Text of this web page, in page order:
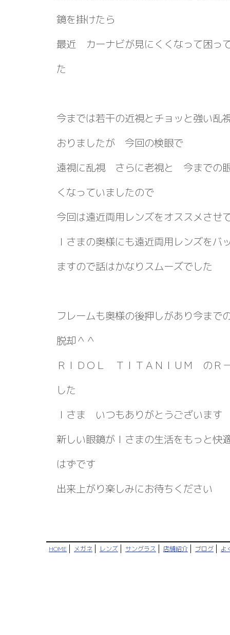
鏡を掛けたら
最近 カーナビが見にくくなって困っ
た
今までは若干の近視とチョッと強い乱
おりましたが 今回の検眼で
遠視に乱視 さらに老視と 今までの
くなっていましたので
今回は遠近両用レンズをオススメさせ
Ｉさまの奥様にも遠近両用レンズをバ
ますので話はかなりスムーズでした
フレームも奥様の後押しがあり今ま
脱却＾＾
ＲＩＤＯＬ ＴＩＴＡＮＩＵＭ のＲ
した
Ｉさま いつもありがとうございます
新しい眼鏡がＩさまの生活をもっと快
はずです
出来上がり楽しみにお待ちください
HOME メガネ レンズ サングラス 店舗紹介 ブログ よ